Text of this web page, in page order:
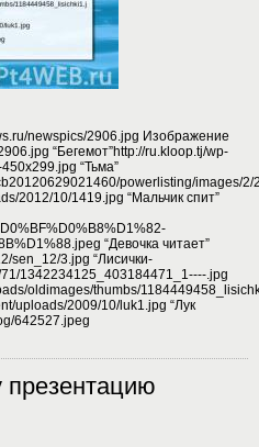
newspics/2906.jpg Изображение
“Бегемот”http://ru.kloop.tj/wp-
“Тьма”
powerlisting/images/2/
2012/10/1419.jpg “Мальчик спит”
“Девочка читает”
sen_12/3.jpg “Лисички-
1342234125_403184471_1----.jpg
oldimages/thumbs/
uploads/2009/10/luk1.jpg “Лук
642527.jpeg
презентацию